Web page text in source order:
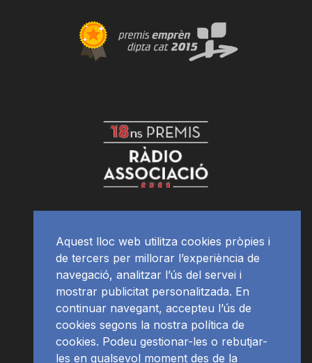
Aquest lloc web utilitza cookies pròpies i
de tercers per millorar l’experiència de
navegació, analitzar l’ús del servei i
mostrar publicitat personalitzada. En
continuar navegant, accepteu l’ús de
cookies segons la nostra política de
cookies. Podeu gestionar-les o rebutjar-
les en qualsevol moment des de la